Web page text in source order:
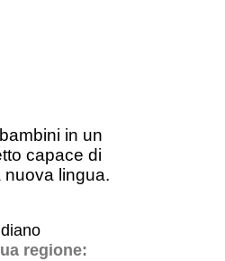
in un
capace di
nuova lingua.
regione: